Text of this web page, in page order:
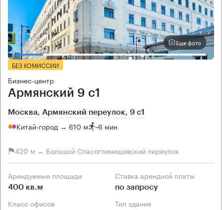
Еще фото
БЕЗ КОМИССИИ
Бизнес-центр
Армянский 9 с1
Москва, Армянский переулок, 9 с1
Китай-город → 610 м ~6 мин
420 м → Большой Спасоглинищевский переулок
Арендуемые площади
400 кв.м
Ставка арендной платы
по запросу
Класс офисов Тип здания